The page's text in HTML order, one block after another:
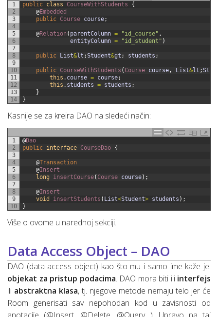
1
2
3
4
5
6
7
8
9
10
11
12
13
14
public class CourseWithStudents
{
@Embedded
public Course course;
@Relation ( parentColumn = "id_course" ,
entityColumn = "id_student" )
public List&lt ;Student&gt ; students ;
public CourseWithStudents ( Course course , List&lt ;
this . course = course;
this . students = students ;
}
}
Kasnije se za kreira DAO na sledeći način:
1
2
3
4
5
6
7
8
9
10
@Dao
public interface CourseDao {
@Transaction
@Insert
long
insertCourse( Course course) ;
@Insert
void
insertStudents ( List<Student> students ) ;
}
Više o ovome u narednoj sekciji.
Data Access Object – DAO
DAO (data access object) kao što mu i samo ime kaže je:
objekat za pristup podacima. DAO mora biti ili interfejs
ili abstraktna klasa, tj. njegove metode nemaju telo jer će
Room generisati sav nepohodan kod u zavisnosti od